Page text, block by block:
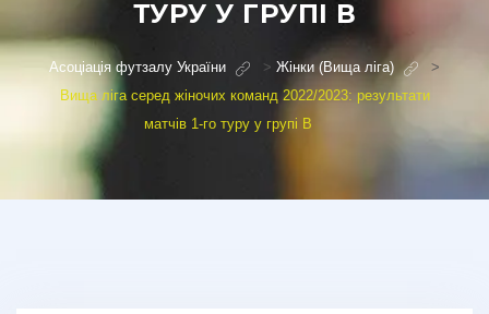
ТУРУ У ГРУПІ В
Асоціація футзалу України > Жінки (Вища ліга)
>
Вища ліга серед жіночих команд 2022/2023: результати
матчів 1-го туру у групі В